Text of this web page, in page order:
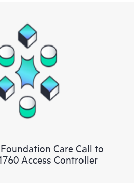
Care Call to
Access Controller